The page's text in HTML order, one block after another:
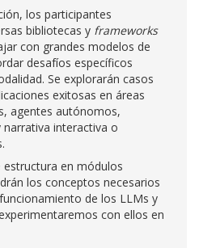
los participantes
bibliotecas y frameworks
con grandes modelos de
desafíos específicos
Se explorarán casos
exitosas en áreas
agentes autónomos,
interactiva o
estructura en módulos
los conceptos necesarios
de los LLMs y
con ellos en